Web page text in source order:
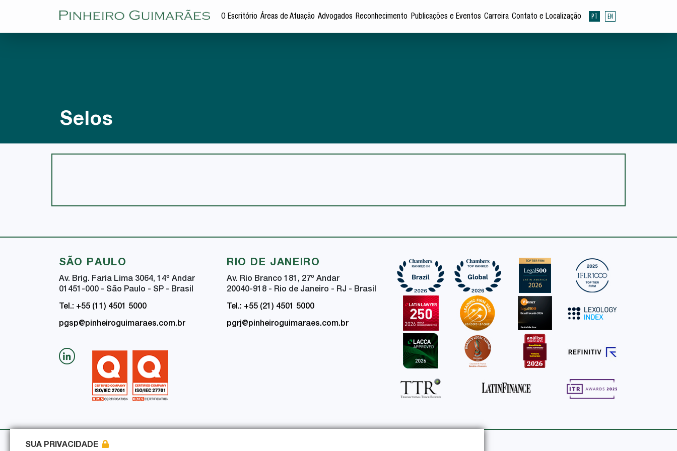
O Escritório Áreas de Atuação Advogados Reconhecimento Publicações e Eventos Carreira Contato e Localização PT EN
Selos
SÃO PAULO
Av. Brig. Faria Lima 3064, 14º Andar
01451-000 - São Paulo - SP - Brasil
Tel.: +55 (11) 4501 5000
pgsp@pinheiroguimaraes.com.br
RIO DE JANEIRO
Av. Rio Branco 181, 27º Andar
20040-918 - Rio de Janeiro - RJ - Brasil
Tel.: +55 (21) 4501 5000
pgrj@pinheiroguimaraes.com.br
Política de Privacidade
SUA PRIVACIDADE